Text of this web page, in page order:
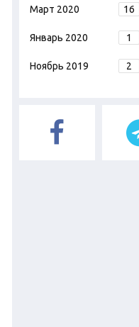
Март 2020 16
Январь 2020 1
Ноябрь 2019 2